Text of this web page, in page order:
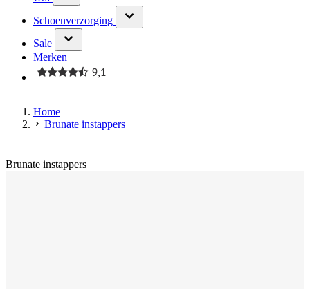
Schoenverzorging
Sale
Merken
Home
Brunate instappers
Brunate instappers